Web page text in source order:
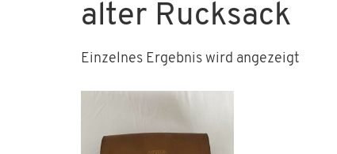
alter Rucksack
Einzelnes Ergebnis wird angezeigt